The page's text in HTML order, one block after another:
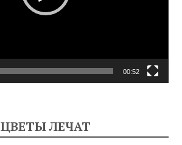
00:52
ЦВЕТЫ ЛЕЧАТ